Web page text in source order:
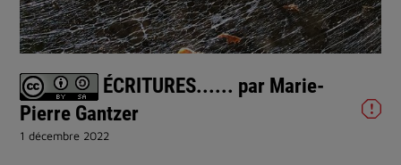
la
vidéo
ÉCRITURES...... par Marie-
Pierre Gantzer
1 décembre 2022